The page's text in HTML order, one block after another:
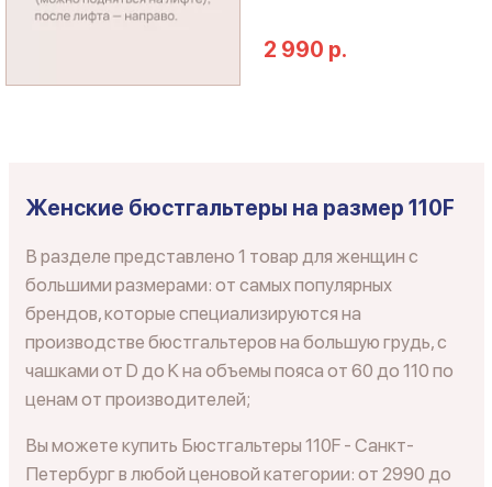
2 990 р.
Женские бюстгальтеры на размер 110F
В разделе представлено 1 товар для женщин с
большими размерами: от самых популярных
брендов, которые специализируются на
производстве бюстгальтеров на большую грудь, с
чашками от D до K на объемы пояса от 60 до 110 по
ценам от производителей;
Вы можете купить Бюстгальтеры 110F - Санкт-
Петербург в любой ценовой категории: от 2990 до